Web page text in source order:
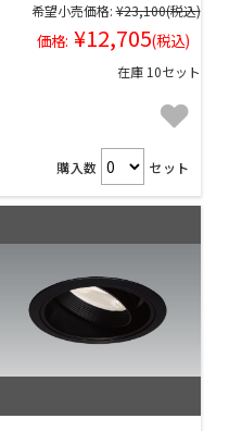
希望小売価格: ¥23,100(税込)
価格: ¥12,705(税込)
在庫 10セット
購入数 セット